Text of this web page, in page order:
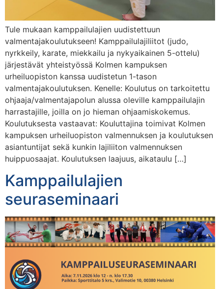
Tule mukaan kamppailulajien uudistettuun
valmentajakoulutukseen! Kamppailulajiliitot (judo,
nyrkkeily, karate, miekkailu ja nykyaikainen 5-ottelu)
järjestävät yhteistyössä Kolmen kampuksen
urheiluopiston kanssa uudistetun 1-tason
valmentajakoulutuksen. Kenelle: Koulutus on tarkoitettu
ohjaaja/valmentajapolun alussa oleville kamppailulajin
harrastajille, joilla on jo hieman ohjaamiskokemus.
Koulutuksesta vastaavat: Kouluttajina toimivat Kolmen
kampuksen urheiluopiston valmennuksen ja koulutuksen
asiantuntijat sekä kunkin lajiliiton valmennuksen
huippuosaajat. Koulutuksen laajuus, aikataulu […]
Kamppailulajien
seuraseminaari